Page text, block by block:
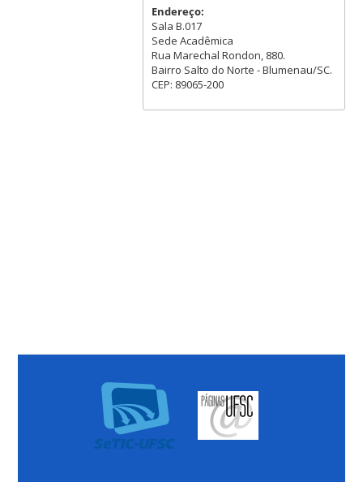
Endereço:
Sala B.017
Sede Acadêmica
Rua Marechal Rondon, 880.
Bairro Salto do Norte - Blumenau/SC.
CEP: 89065-200